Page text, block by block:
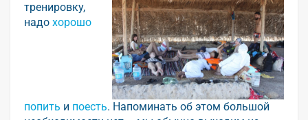
тренировку,
надо хорошо
попить и поесть. Напоминать об этом большой